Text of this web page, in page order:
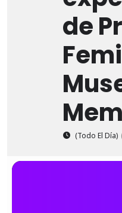
de
(Todo El Día)